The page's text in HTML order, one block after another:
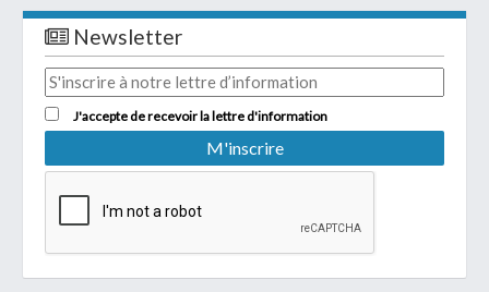
Newsletter
J'accepte de recevoir la lettre d'information